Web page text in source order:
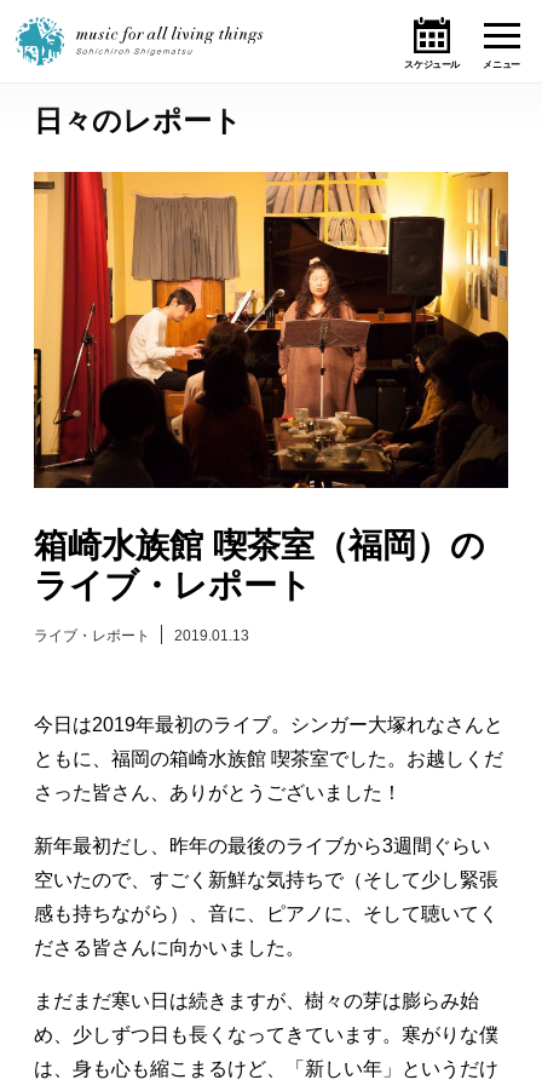
ホーム
ニュース
テーマ
ライブ・スケジュール
作品
オンライン・ショップ
日々のレポート
プロフィール
演奏依頼
お問い合わせ
日々のレポート
箱崎水族館 喫茶室（福岡）の
ライブ・レポート
ライブ・レポート 2019.01.13
今日は2019年最初のライブ。シンガー大塚れなさんと
ともに、福岡の箱崎水族館 喫茶室でした。お越しくだ
さった皆さん、ありがとうございました！
新年最初だし、昨年の最後のライブから3週間ぐらい
空いたので、すごく新鮮な気持ちで（そして少し緊張
感も持ちながら）、音に、ピアノに、そして聴いてく
ださる皆さんに向かいました。
まだまだ寒い日は続きますが、樹々の芽は膨らみ始
め、少しずつ日も長くなってきています。寒がりな僕
は、身も心も縮こまるけど、「新しい年」というだけ